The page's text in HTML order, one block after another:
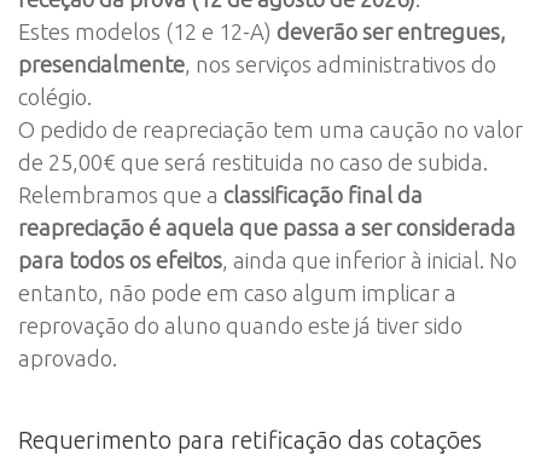
Estes modelos (12 e 12-A) deverão ser entregues,
presencialmente, nos serviços administrativos do
colégio.
O pedido de reapreciação tem uma caução no valor
de 25,00€ que será restituida no caso de subida.
Relembramos que a classificação final da
reapreciação é aquela que passa a ser considerada
para todos os efeitos, ainda que inferior à inicial. No
entanto, não pode em caso algum implicar a
reprovação do aluno quando este já tiver sido
aprovado.
Requerimento para retificação das cotações